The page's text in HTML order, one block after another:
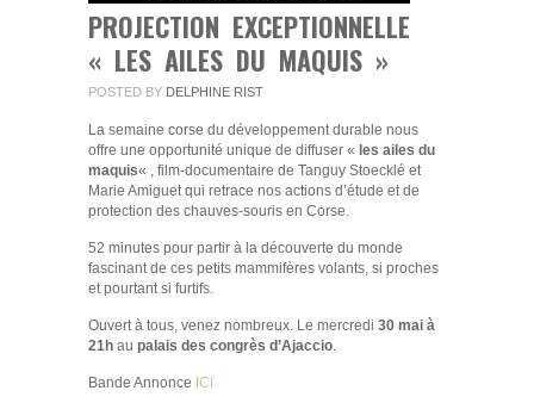
PROJECTION EXCEPTIONNELLE
« LES AILES DU MAQUIS »
POSTED BY DELPHINE RIST
La semaine corse du développement durable nous
offre une opportunité unique de diffuser « les ailes du
maquis« , film-documentaire de Tanguy Stoecklé et
Marie Amiguet qui retrace nos actions d’étude et de
protection des chauves-souris en Corse.
52 minutes pour partir à la découverte du monde
fascinant de ces petits mammifères volants, si proches
et pourtant si furtifs.
Ouvert à tous, venez nombreux. Le mercredi 30 mai à
21h au palais des congrès d’Ajaccio.
Bande Annonce ICI